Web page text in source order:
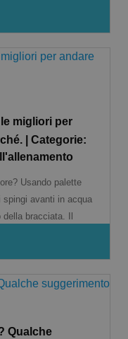
migliori per
| Categorie:
Usando palette
avanti in acqua
bracciata. Il
Qualche